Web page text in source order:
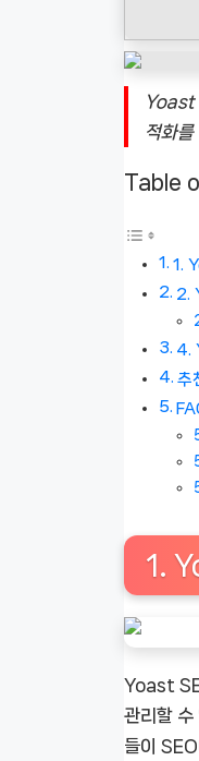
Yoast
적화
Table
1.
2.
4.
추
1.
Yoast
관리할 수
들이